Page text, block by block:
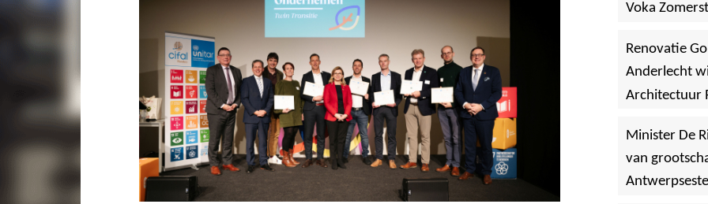
Voka
Renovatie
Anderlecht
Architectuur
Minister De
van